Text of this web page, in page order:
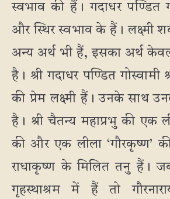
स्वभाव की हैं। गदाधर पण्डित
और स्थिर स्वभाव के हैं। लक्ष्मी
अन्य अर्थ भी हैं, इसका अर्थ केवल
है। श्री गदाधर पण्डित गोस्वामी
की प्रेम लक्ष्मी हैं। उनके साथ
है। श्री चैतन्य महाप्रभु की एक
की और एक लीला ‘गौरकृष्ण’
राधाकृष्ण के मिलित तनु हैं। जब
गृहस्थाश्रम में हैं तो